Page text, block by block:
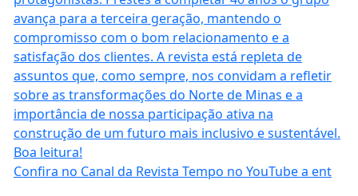
Confira no Canal da Revista Tempo no YouTube a ent